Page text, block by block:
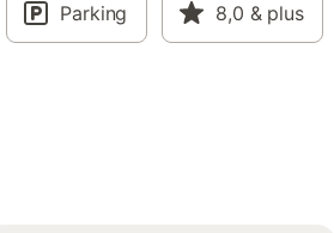
Parking 8,0 & plus